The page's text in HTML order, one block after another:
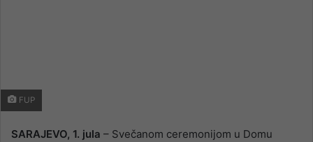
FUP
SARAJEVO, 1. jula – Svečanom ceremonijom u Domu